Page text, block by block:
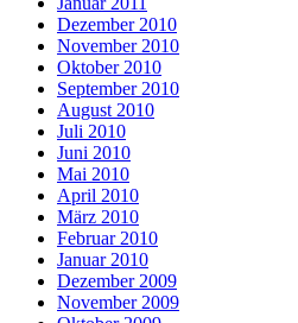
Dezember 2010
November 2010
Oktober 2010
September 2010
August 2010
Juli 2010
Juni 2010
Mai 2010
April 2010
März 2010
Februar 2010
Januar 2010
Dezember 2009
November 2009